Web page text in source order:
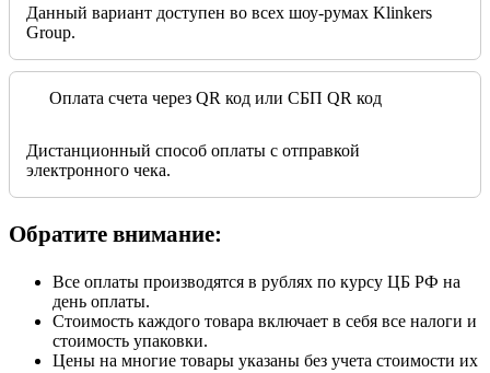
Данный вариант доступен во всех шоу-румах Klinkers
Group.
Оплата счета через QR код или СБП QR код
Дистанционный способ оплаты с отправкой
электронного чека.
Обратите внимание:
Все оплаты производятся в рублях по курсу ЦБ РФ на
день оплаты.
Стоимость каждого товара включает в себя все налоги и
стоимость упаковки.
Цены на многие товары указаны без учета стоимости их